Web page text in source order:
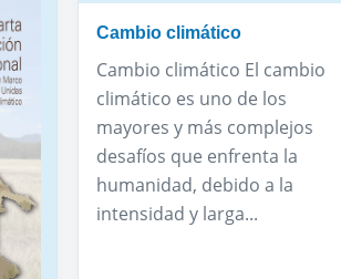
Cambio climático
Cambio climático El cambio
climático es uno de los
mayores y más complejos
desafíos que enfrenta la
humanidad, debido a la
intensidad y larga...